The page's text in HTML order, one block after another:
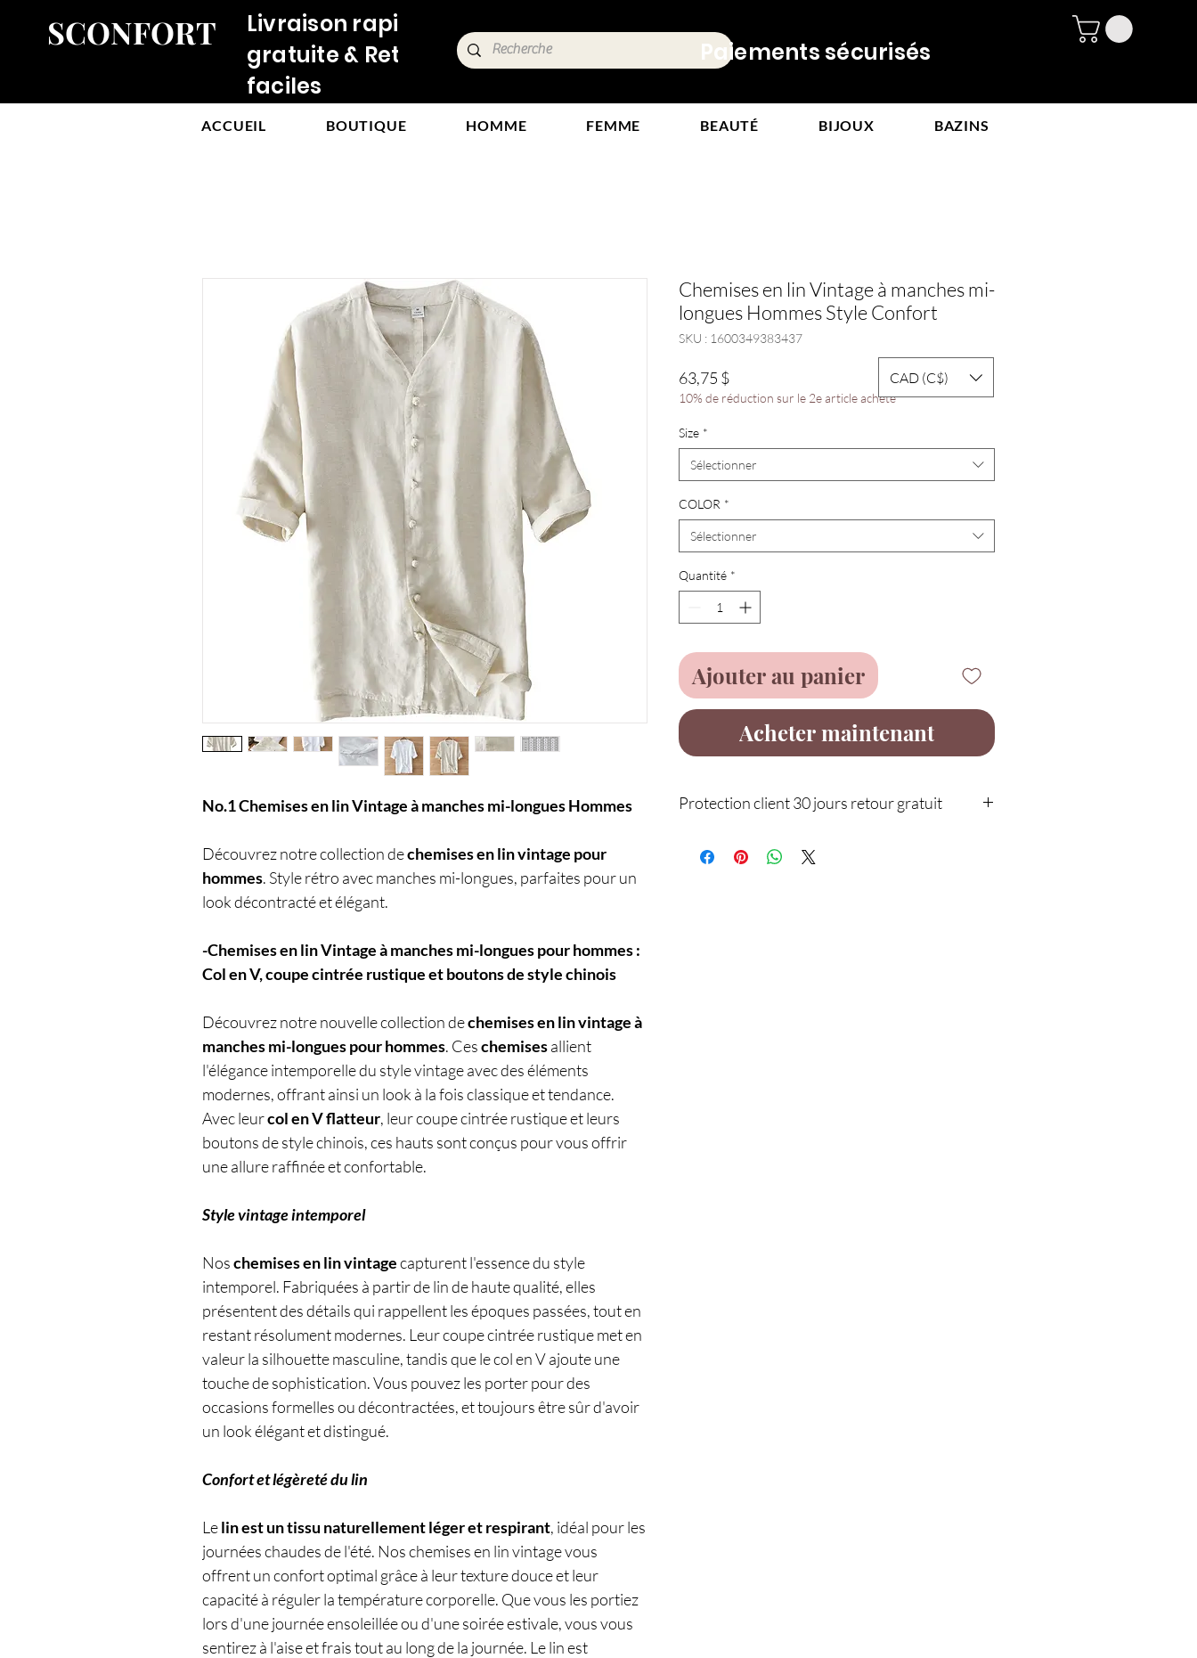
SCONFORT
Livraison rapide,
gratuite & Retours
faciles
Paiements sécurisés
ACCUEIL BOUTIQUE HOMME FEMME BEAUTÉ BIJOUX BAZINS
No.1 Chemises en lin Vintage à manches mi-longues Hommes
Découvrez notre collection dechemises en lin vintage pour
hommes. Style rétro avec manches mi-longues, parfaites pour un
look décontracté et élégant.
-Chemises en lin Vintage à manches mi-longues pour hommes :
Col en V, coupe cintrée rustique et boutons de style chinois
Découvrez notre nouvelle collection dechemises en lin vintage à
manches mi-longues pourhommes. Ceschemisesallient
l'élégance intemporelle du style vintage avec des éléments
modernes, offrant ainsi un look à la fois classique et tendance.
Avec leurcol en V flatteur, leur coupe cintrée rustique et leurs
boutons de style chinois, ces hauts sont conçus pour vous offrir
une allure raffinée et confortable.
Style vintage intemporel
Noschemises en lin vintagecapturent l'essence du style
intemporel. Fabriquées à partir de lin de haute qualité, elles
présentent des détails qui rappellent les époques passées, tout en
restant résolument modernes. Leur coupe cintrée rustique met en
valeur la silhouette masculine, tandis que le col en V ajoute une
touche de sophistication. Vous pouvez les porter pour des
occasions formelles ou décontractées, et toujours être sûr d'avoir
un look élégant et distingué.
Confort et légèreté du lin
Lelin est un tissu naturellement léger et respirant, idéal pour les
journées chaudes de l'été. Nos chemises en lin vintage vous
offrent un confort optimal grâce à leur texture douce et leur
capacité à réguler la température corporelle. Que vous les portiez
lors d'une journée ensoleillée ou d'une soirée estivale, vous vous
sentirez à l'aise et frais tout au long de la journée. Le lin est
Chemises en lin Vintage à manches mi-
longues Hommes Style Confort
SKU : 1600349383437
63,75 $Prix
10% de réduction sur le 2e article acheté
Size *
Sélectionner
COLOR *
Sélectionner
Quantité *
Ajouter au panier
Acheter maintenant
Protection client 30 jours retour gratuit
la livraison et bénéficiez de retours gratuits. Achetez en toute
CAD (C$)